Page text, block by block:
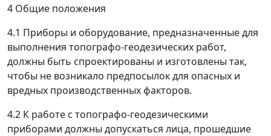
4 Общие положения
4.1 Приборы и оборудование, предназначенные для
выполнения топографо-геодезических работ,
должны быть спроектированы и изготовлены так,
чтобы не возникало предпосылок для опасных и
вредных производственных факторов.
4.2 К работе с топографо-геодезическими
приборами должны допускаться лица, прошедшие